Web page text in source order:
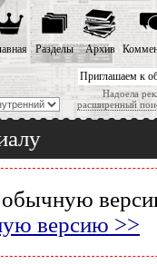
Приглашаем к
Надоела
расширенный
Разделы Архив
версию >>